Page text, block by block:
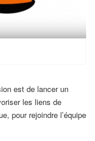
est de lancer un
les liens de
pour rejoindre l’équipe